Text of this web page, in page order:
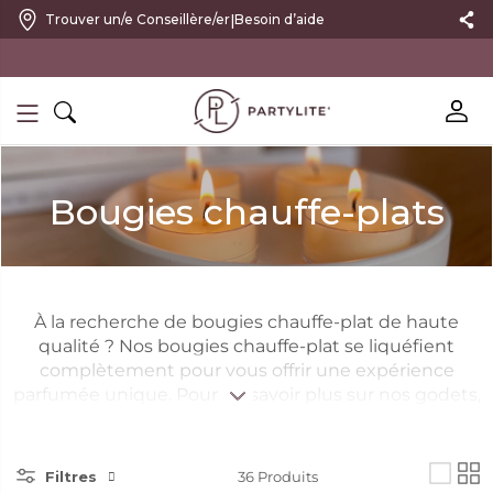
Trouver un/e Conseillère/er|Besoin d’aide
Bougies chauffe-plats
À la recherche de bougies chauffe-plat de haute
qualité ? Nos bougies chauffe-plat se liquéfient
complètement pour vous offrir une expérience
parfumée unique. Pour en savoir plus sur nos godets,
indispensables des amoureux de PartyLite.
Filtres 36Produits